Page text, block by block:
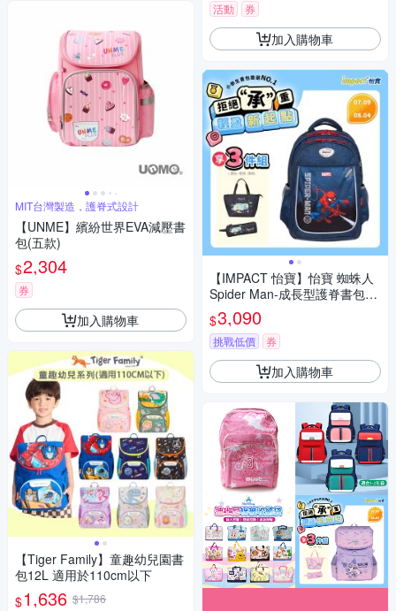
MIT台灣製造，護脊式設計
【UNME】繽紛世界EVA減壓書
包(五款)
$2,304
券
加入購物車
【Tiger Family】童趣幼兒園書
包12L 適用於110cm以下
$1,636 $1,786
活動 券
加入購物車
【IMPACT 怡寶】怡寶 蜘蛛人
Spider Man-成長型護脊書包-
深藍 /個 IMMVSD302NY
$3,090
挑戰低價 券
加入購物車